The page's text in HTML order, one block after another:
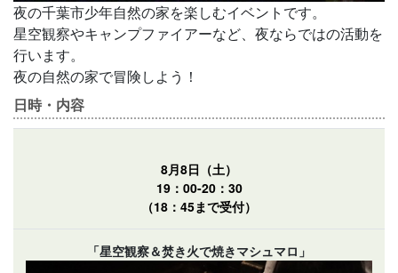
夜の千葉市少年自然の家を楽しむイベントです。
星空観察やキャンプファイアーなど、夜ならではの活動を
行います。
夜の自然の家で冒険しよう！
日時・内容
8月8日（土）
19：00-20：30
（18：45まで受付）
「星空観察＆焚き火で焼きマシュマロ」